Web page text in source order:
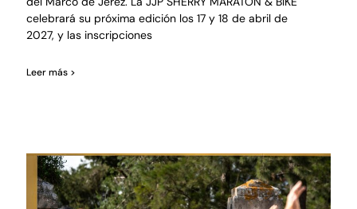
celebrará su próxima edición los 17 y 18 de abril de
2027, y las inscripciones
Leer más >